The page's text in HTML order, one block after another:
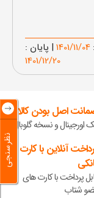
1401/11/04 | پایان :
1401/12/20
اصل بودن کالا
اورجینال و نسخه گلوبال
آنلاین با کارت
پرداخت با کارت های
شتاب
نظرسنجی